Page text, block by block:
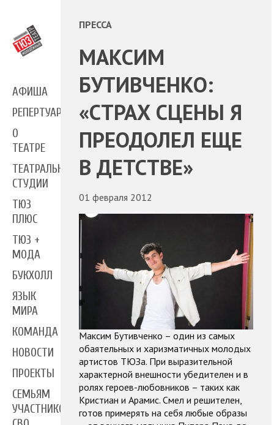
АФИША
РЕПЕРТУАР
О
ТЕАТРЕ
ТЕАТРАЛЬНЫЕ
СТУДИИ
ТЮЗ
ПЛЮС
ТЮЗ +
МОДА
БУКХОЛЛ
ЯЗЫК
МИРА
КОМАНДА
НОВОСТИ
ПРОЕКТЫ
СЕМЬЯМ
УЧАСТНИКОВ
ПРЕССА
МАКСИМ
БУТИВЧЕНКО:
«СТРАХ СЦЕНЫ Я
ПРЕОДОЛЕЛ ЕЩЕ
В ДЕТСТВЕ»
01 февраля 2012
Максим Бутивченко – один из самых
обаятельных и харизматичных молодых
артистов ТЮЗа. При выразительной
характерной внешности убедителен и в
ролях героев-любовников – таких как
Кристиан и Арамис. Смел и решителен,
готов примерять на себя любые образы